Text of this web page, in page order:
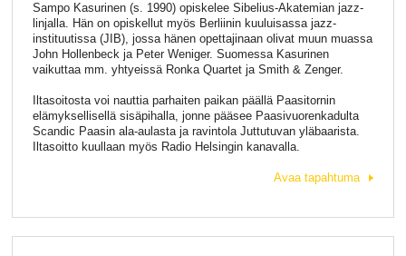
Sampo Kasurinen (s. 1990) opiskelee Sibelius-Akatemian jazz-
linjalla. Hän on opiskellut myös Berliinin kuuluisassa jazz-
instituutissa (JIB), jossa hänen opettajinaan olivat muun muassa
John Hollenbeck ja Peter Weniger. Suomessa Kasurinen
vaikuttaa mm. yhtyeissä Ronka Quartet ja Smith & Zenger.
Iltasoitosta voi nauttia parhaiten paikan päällä Paasitornin
elämyksellisellä sisäpihalla, jonne pääsee Paasivuorenkadulta
Scandic Paasin ala-aulasta ja ravintola Juttutuvan yläbaarista.
Iltasoitto kuullaan myös Radio Helsingin kanavalla.
Avaa tapahtuma